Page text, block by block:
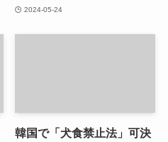
2024-05-24
韓国で「犬食禁止法」可決